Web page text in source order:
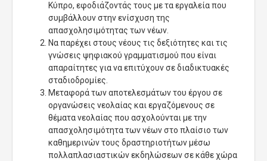
Κύπρο, εφοδιάζοντάς τους με τα εργαλεία που
συμβάλλουν στην ενίσχυση της
απασχολησιμότητας των νέων.
Να παρέχει στους νέους τις δεξιότητες και τις
γνώσεις ψηφιακού γραμματισμού που είναι
απαραίτητες για να επιτύχουν σε διαδικτυακές
σταδιοδρομίες.
Μεταφορά των αποτελεσμάτων του έργου σε
οργανώσεις νεολαίας και εργαζόμενους σε
θέματα νεολαίας που ασχολούνται με την
απασχολησιμότητα των νέων στο πλαίσιο των
καθημερινών τους δραστηριοτήτων μέσω
πολλαπλασιαστικών εκδηλώσεων σε κάθε χώρα